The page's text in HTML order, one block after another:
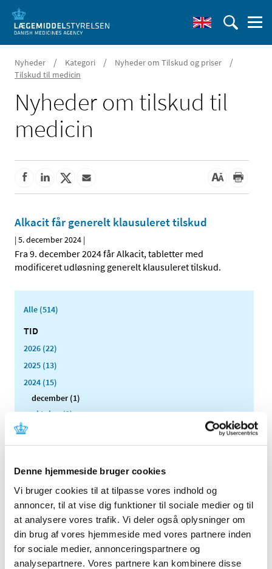
Denne hjemmeside bruger cookies
Vi bruger cookies til at tilpasse vores indhold og
annoncer, til at vise dig funktioner til sociale medier og til
at analysere vores trafik. Vi deler også oplysninger om
din brug af vores hjemmeside med vores partnere inden
for sociale medier, annonceringspartnere og
analysepartnere. Vores partnere kan kombinere disse
Nyheder / Kategori / Nyheder om Tilskud og priser /
Tilskud til medicin
Nyheder om tilskud til
medicin
Alkacit får generelt klausuleret tilskud
|5. december 2024 |
Fra 9. december 2024 får Alkacit, tabletter med
modificeret udløsning generelt klausuleret tilskud.
Alle (514)
TID
2026 (22)
2025 (13)
2024 (15)
december (1)
oktober (2)
juni (2)
marts (2)
februar (2)
januar (2)
2023 (18)
2022 (10)
2021 (32)